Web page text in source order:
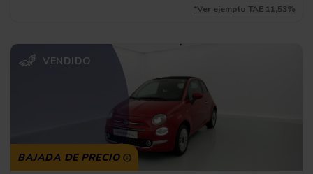
*Ver ejemplo TAE 11,53%
VENDIDO
BAJADA DE PRECIO